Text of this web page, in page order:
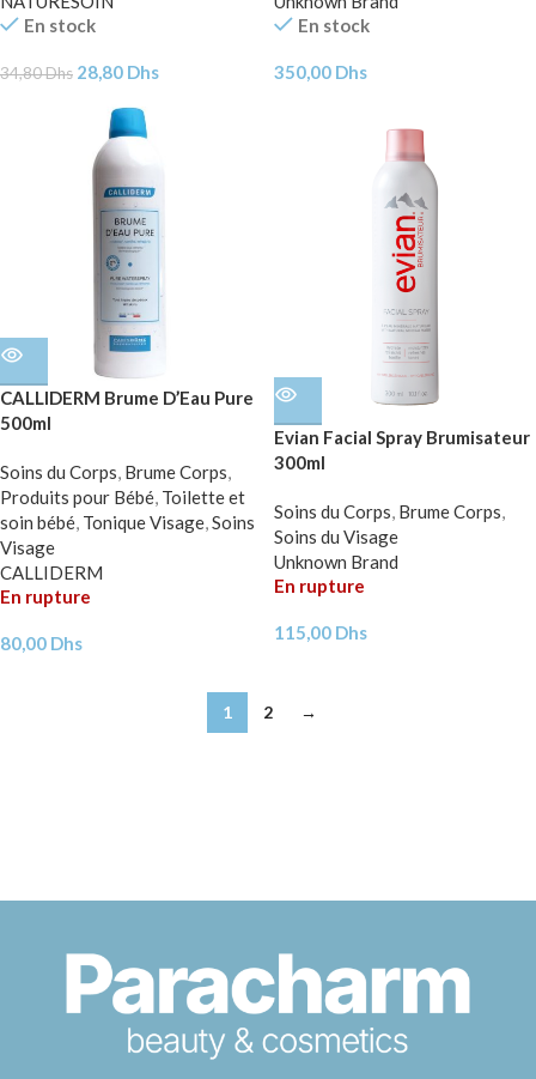
En stock
34,80Dhs 28,80 Dhs
En stock
350,00 Dhs
CALLIDERM Brume D’Eau Pure
500ml
Soins du Corps, Brume Corps,
Produits pour Bébé, Toilette et
soin bébé, Tonique Visage,Soins
Visage
CALLIDERM
En rupture
80,00 Dhs
Evian Facial Spray Brumisateur
300ml
Soins du Corps, Brume Corps,
Soins du Visage
Unknown Brand
En rupture
115,00 Dhs
1 2 →